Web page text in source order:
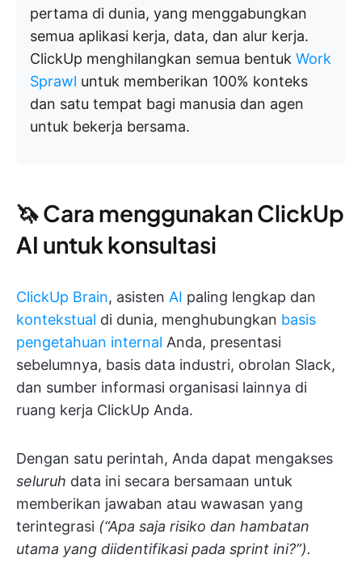
pertama di dunia, yang menggabungkan
semua aplikasi kerja, data, dan alur kerja.
ClickUp menghilangkan semua bentuk Work
Sprawl untuk memberikan 100% konteks
dan satu tempat bagi manusia dan agen
untuk bekerja bersama.
🦄 Cara menggunakan ClickUp
AI untuk konsultasi
ClickUp Brain, asisten AI paling lengkap dan
kontekstual di dunia, menghubungkan basis
pengetahuan internal Anda, presentasi
sebelumnya, basis data industri, obrolan Slack,
dan sumber informasi organisasi lainnya di
ruang kerja ClickUp Anda.
Dengan satu perintah, Anda dapat mengakses
seluruh data ini secara bersamaan untuk
memberikan jawaban atau wawasan yang
terintegrasi (“Apa saja risiko dan hambatan
utama yang diidentifikasi pada sprint ini?”).